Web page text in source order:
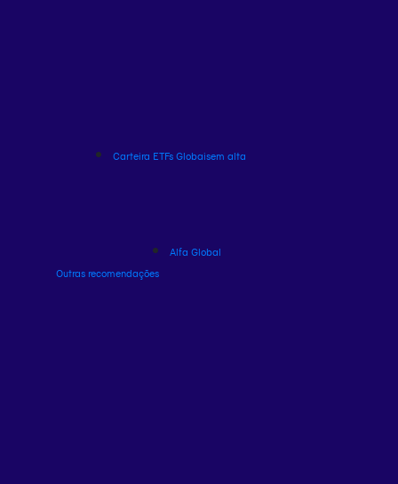
Carteira ETFs Globaisem alta
Alfa Global
Outras recomendações